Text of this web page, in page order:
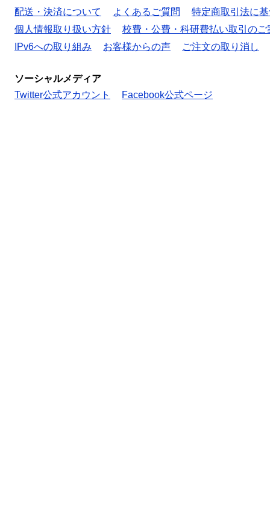
配送・決済について
よくあるご質問
特定商取引法に
個人情報取り扱い方針
校費・公費・科研費払い取引のご
IPv6への取り組み
お客様からの声 ご注文の取り消し
ソーシャルメディア
Twitter公式アカウント
Facebook公式ページ